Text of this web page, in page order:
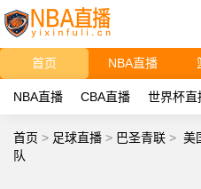
首页 NBA直播
NBA直播 CBA直播 世界杯直
首页 > 足球直播 > 巴圣青联 > 美
队